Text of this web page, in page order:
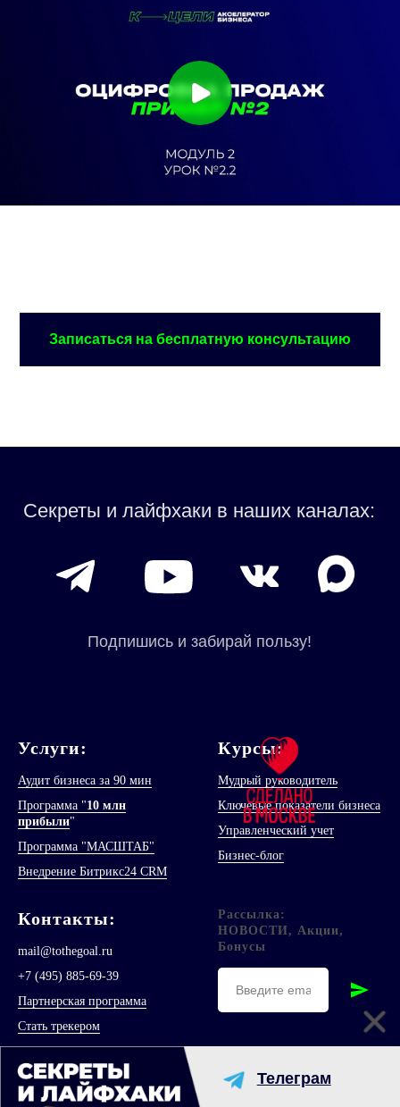
Записаться на бесплатную консультацию
Услуги:
Аудит бизнеса за 90 мин
Программа "10 млн
прибыли"
Программа "МАСШТАБ"
Внедрение Битрикс24 CRM
Курсы:
Мудрый руководитель
Ключевые показатели бизнеса
Управленческий учет
Бизнес-блог
Контакты:
mail@tothegoal.ru
+7 (495) 885-69-39
Партнерская программа
Стать трекером
Рассылка:
НОВОСТИ, Акции,
Бонусы
ИНН и ОГРНИП
Телеграм